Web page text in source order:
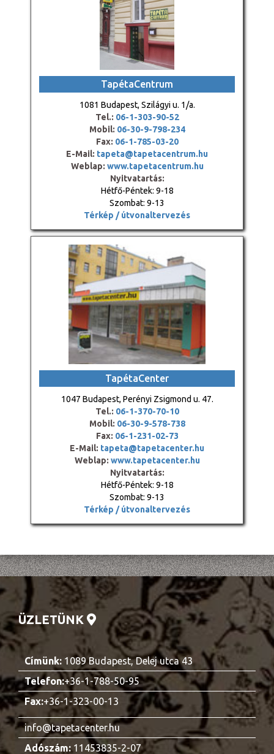
TapétaCentrum
1081 Budapest, Szilágyi u. 1/a.
Tel.: 06-1-303-90-52
Mobil: 06-30-9-798-234
Fax: 06-1-785-03-20
E-Mail: tapeta@tapetacentrum.hu
Weblap: www.tapetacentrum.hu
Nyitvatartás:
Hétfő-Péntek: 9-18
Szombat: 9-13
Térkép / útvonaltervezés
TapétaCenter
1047 Budapest, Perényi Zsigmond u. 47.
Tel.: 06-1-370-70-10
Mobil: 06-30-9-578-738
Fax: 06-1-231-02-73
E-Mail: tapeta@tapetacenter.hu
Weblap: www.tapetacenter.hu
Nyitvatartás:
Hétfő-Péntek: 9-18
Szombat: 9-13
Térkép / útvonaltervezés
ÜZLETÜNK
Címünk: 1089 Budapest, Delej utca 43
Telefon:+36-1-788-50-95
Fax:+36-1-323-00-13
info@tapetacenter.hu
Adószám:11453835-2-07